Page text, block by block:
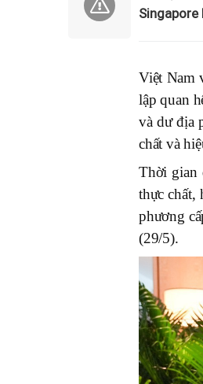
Singapore
Việt Nam
lập quan
và dư địa
chất và
Thời gian
thực chất,
phương
(29/5).